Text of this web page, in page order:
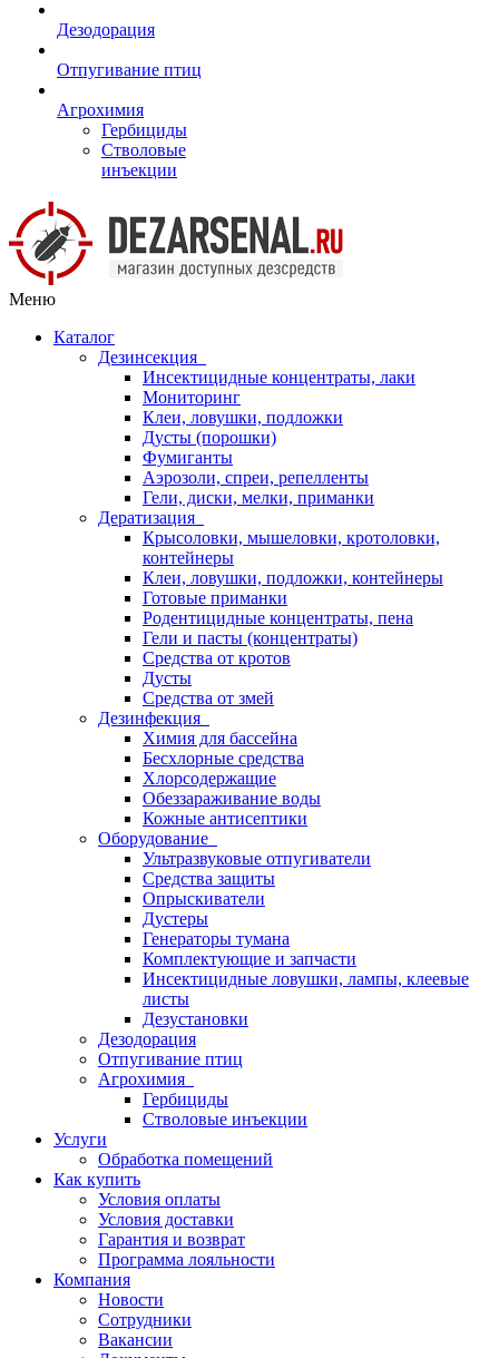
Дезодорация
Отпугивание птиц
Агрохимия
Гербициды
Стволовые
инъекции
Меню
Каталог
Дезинсекция
Инсектицидные концентраты, лаки
Мониторинг
Клеи, ловушки, подложки
Дусты (порошки)
Фумиганты
Аэрозоли, спреи, репелленты
Гели, диски, мелки, приманки
Дератизация
Крысоловки, мышеловки, кротоловки,
контейнеры
Клеи, ловушки, подложки, контейнеры
Готовые приманки
Родентицидные концентраты, пена
Гели и пасты (концентраты)
Средства от кротов
Дусты
Средства от змей
Дезинфекция
Химия для бассейна
Бесхлорные средства
Хлорсодержащие
Обеззараживание воды
Кожные антисептики
Оборудование
Ультразвуковые отпугиватели
Средства защиты
Опрыскиватели
Дустеры
Генераторы тумана
Комплектующие и запчасти
Инсектицидные ловушки, лампы, клеевые
листы
Дезустановки
Дезодорация
Отпугивание птиц
Агрохимия
Гербициды
Стволовые инъекции
Услуги
Обработка помещений
Как купить
Условия оплаты
Условия доставки
Гарантия и возврат
Программа лояльности
Компания
Новости
Сотрудники
Вакансии